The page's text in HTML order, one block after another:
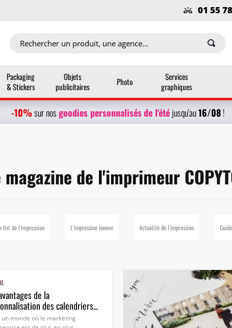
01 55
Packaging
& Stickers
Objets
publicitaires
Photo
Services
graphiques
-10%sur nosgoodies personnalisésde l'étéjusqu'au16/08!
magazine de l'imprimeur
list de l'impression L'impression innove Actualité de l'impression
de la
des calendriers...
un monde où le marketing